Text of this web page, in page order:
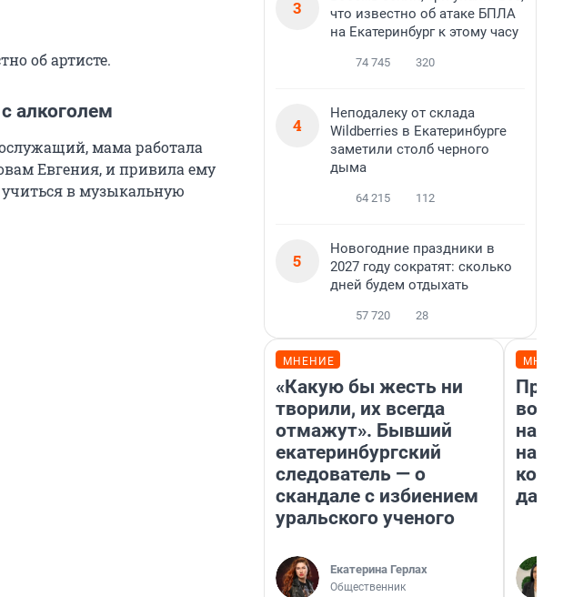
об артисте.
алкоголем
мама работала
Евгения, и привила ему
в музыкальную
3
что известно об атаке БПЛА
на Екатеринбург к этому часу
74 745 320
4
Неподалеку от склада
Wildberries в Екатеринбурге
заметили столб черного
дыма
64 215 112
5
Новогодние праздники в
2027 году сократят: сколько
дней будем отдыхать
57 720 28
МНЕНИЕ
«Какую бы жесть ни
творили, их всегда
отмажут». Бывший
екатеринбургский
следователь — о
скандале с избиением
уральского ученого
Екатерина Герлах
Общественник
нам
даже